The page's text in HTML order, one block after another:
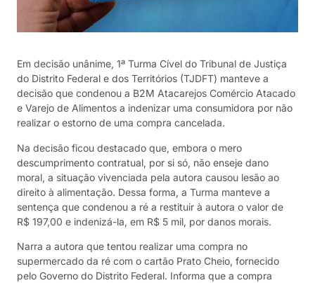
Em decisão unânime, 1ª Turma Cível do Tribunal de Justiça
do Distrito Federal e dos Territórios (TJDFT) manteve a
decisão que condenou a B2M Atacarejos Comércio Atacado
e Varejo de Alimentos a indenizar uma consumidora por não
realizar o estorno de uma compra cancelada.
Na decisão ficou destacado que, embora o mero
descumprimento contratual, por si só, não enseje dano
moral, a situação vivenciada pela autora causou lesão ao
direito à alimentação. Dessa forma, a Turma manteve a
sentença que condenou a ré a restituir à autora o valor de
R$ 197,00 e indenizá-la, em R$ 5 mil, por danos morais.
Narra a autora que tentou realizar uma compra no
supermercado da ré com o cartão Prato Cheio, fornecido
pelo Governo do Distrito Federal. Informa que a compra